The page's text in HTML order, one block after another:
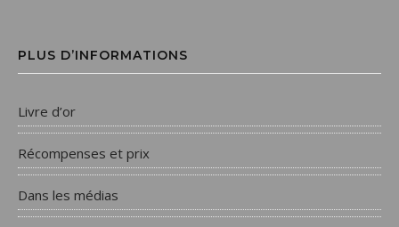
PLUS D’INFORMATIONS
Livre d’or
Récompenses et prix
Dans les médias